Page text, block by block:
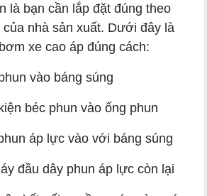
là bạn cần lắp đặt đúng theo
nhà sản xuất. Dưới đây là
xe cao áp đúng cách:
vào báng súng
béc phun vào ống phun
áp lực vào với báng súng
đầu dây phun áp lực còn lại